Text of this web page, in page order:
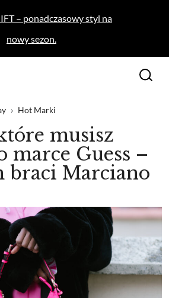
– ponadczasowy styl na
nowy sezon.
› Hot Marki
musisz
marce Guess –
braci Marciano